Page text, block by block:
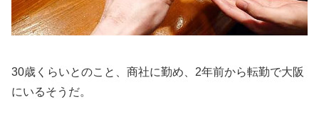
30歳くらいとのこと、商社に勤め、2年前から転勤で大阪
にいるそうだ。